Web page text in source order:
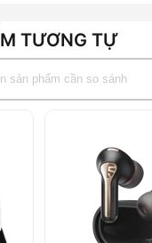
TƯƠNG TỰ